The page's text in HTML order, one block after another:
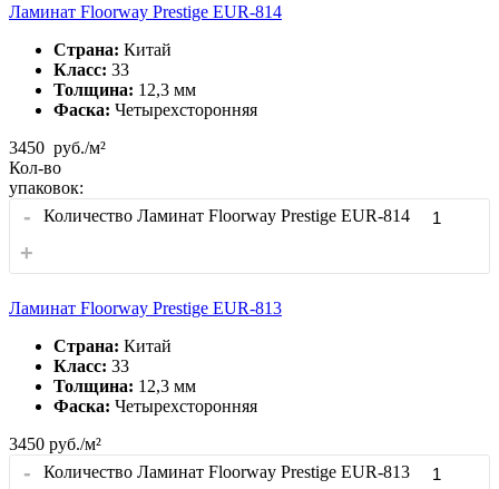
Ламинат Floorway Prestige EUR-814
Страна: Китай
Класс: 33
Толщина: 12,3 мм
Фаска: Четырехсторонняя
3450 руб./м²
Кол-во
упаковок:
- Количество Ламинат Floorway Prestige EUR-814
+
Ламинат Floorway Prestige EUR-813
Страна: Китай
Класс: 33
Толщина: 12,3 мм
Фаска: Четырехсторонняя
3450 руб./м²
- Количество Ламинат Floorway Prestige EUR-813